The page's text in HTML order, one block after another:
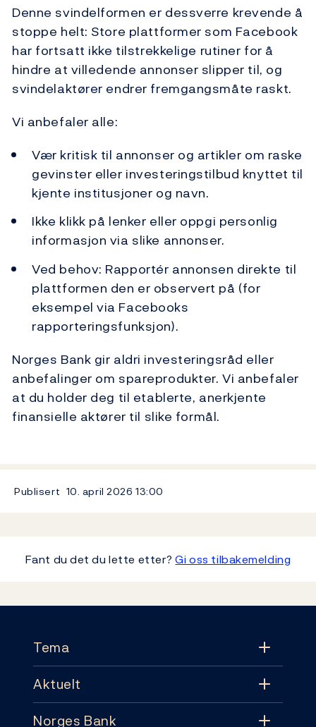
Denne svindelformen er dessverre krevende å
stoppe helt: Store plattformer som Facebook
har fortsatt ikke tilstrekkelige rutiner for å
hindre at villedende annonser slipper til, og
svindelaktører endrer fremgangsmåte raskt.
Vi anbefaler alle:
Vær kritisk til annonser og artikler om raske
gevinster eller investeringstilbud knyttet til
kjente institusjoner og navn.
Ikke klikk på lenker eller oppgi personlig
informasjon via slike annonser.
Ved behov: Rapportér annonsen direkte til
plattformen den er observert på (for
eksempel via Facebooks
rapporteringsfunksjon).
Norges Bank gir aldri investeringsråd eller
anbefalinger om spareprodukter. Vi anbefaler
at du holder deg til etablerte, anerkjente
finansielle aktører til slike formål.
Publisert 10. april 202613:00
Fant du det du lette etter?Gi oss tilbakemelding
Tema
Tema
Aktuelt
Norges Bank